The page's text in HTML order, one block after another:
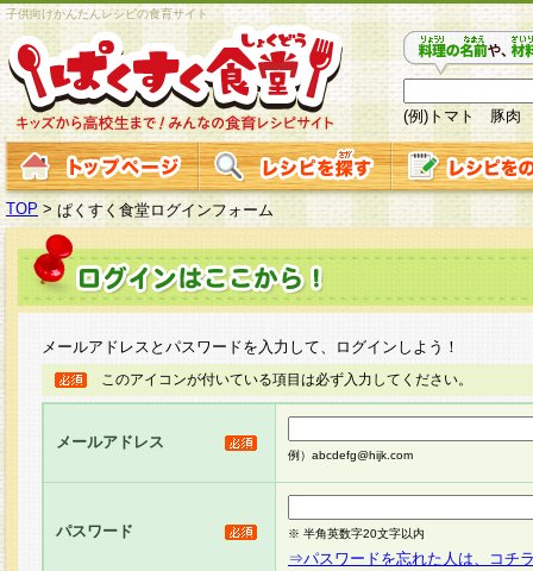
子供向けかんたんレシピの食育サイト
(例)トマト 豚肉
TOP > ぱくすく食堂ログインフォーム
メールアドレスとパスワードを入力して、ログインしよう！
このアイコンが付いている項目は必ず入力してください。
メールアドレス
例）abcdefg@hijk.com
パスワード ※ 半角英数字20文字以内
⇒パスワードを忘れた人は、コチ